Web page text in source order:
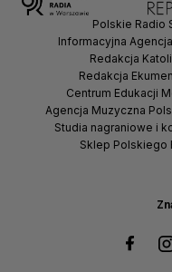
Polskie Radio
Informacyjna
Redakcja
Redakcja
Centrum Edukacji
Agencja Muzyczna
Studia nagraniowe i
Sklep Polskiego